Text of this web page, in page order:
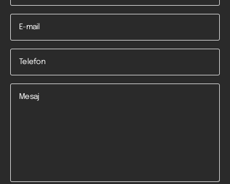
Email
Telefon
Mesaj